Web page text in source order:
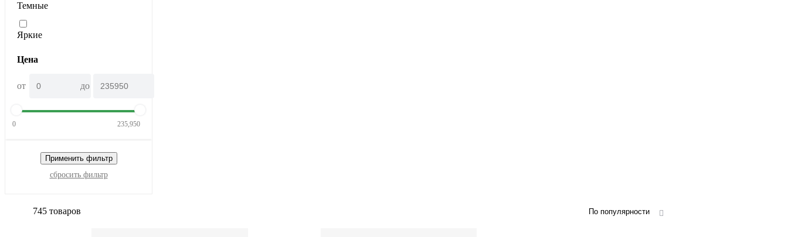
Темные
Яркие
Цена
от до
0 235,950
Применить фильтр
сбросить фильтр
745 товаров По популярности